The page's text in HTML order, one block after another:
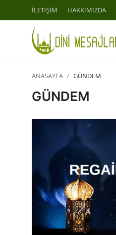
İLETİŞİM HAKKIMIZDA
Giriş
DESTEKLİYORUM
DUALAR
ANASAYFA GÜNDEM
GÜNDEM